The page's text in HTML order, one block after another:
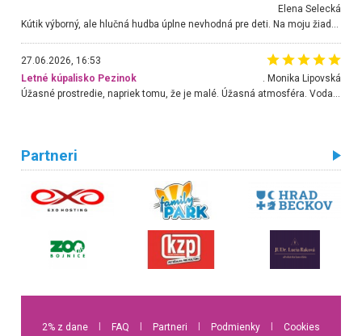
Elena Selecká
27.06.2026, 16:53
Letné kúpalisko Pezinok
. Monika Lipovská
Úžasné prostredie, napriek tomu, že je malé. Úžasná atmosféra. Voda fantastická a nádherná. Ľudí je pomerne veľa, ale su mili a ohľaduplní. Je veľmi zaujímavé sledovať, ako dokážu spolu športovať cudzí ľudia a bez ohľadu na vek. Vládne tu pohoda. Vnuka neviem dostať z vody. Ďakujem za krásny deň . Urcite sa sem vrátim. Jediný problém je s parkovaním, ale aj ten sa mi podarilo vyriešiť. Monika Bratislava
Partneri
2% z dane FAQ Partneri Podmienky Cookies